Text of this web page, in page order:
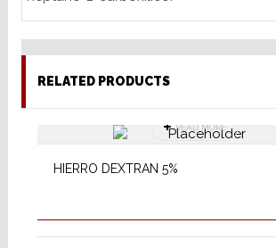
RELATED PRODUCTS
HIERRO DEXTRAN 5%
READ MORE
READ MORE